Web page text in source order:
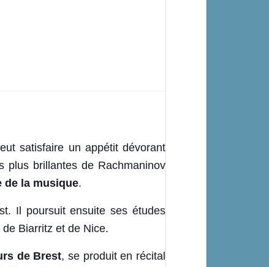
satisfaire un appétit dévorant
plus brillantes de Rachmaninov
de la musique.
Il poursuit ensuite ses études
Biarritz et de Nice.
de Brest, se produit en récital